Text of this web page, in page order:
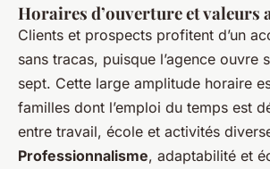
Horaires d’ouverture et valeurs
Clients et prospects profitent d’un
sans tracas, puisque l’agence ouvre
sept. Cette large amplitude horaire
familles dont l’emploi du temps est
entre travail, école et activités
Professionnalisme, adaptabilité et